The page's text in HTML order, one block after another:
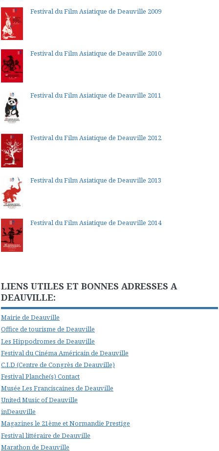
Festival du Film Asiatique de Deauville 2009
Festival du Film Asiatique de Deauville 2010
Festival du Film Asiatique de Deauville 2011
Festival du Film Asiatique de Deauville 2012
Festival du Film Asiatique de Deauville 2013
Festival du Film Asiatique de Deauville 2014
LIENS UTILES ET BONNES ADRESSES A
DEAUVILLE:
Mairie de Deauville
Office de tourisme de Deauville
Les Hippodromes de Deauville
Festival du Cinéma Américain de Deauville
C.I.D (Centre de Congrès de Deauville)
Festival Planche(s) Contact
Musée Les Franciscaines de Deauville
United Music of Deauville
inDeauville
Magazines le 21ème et Normandie Prestige
Festival littéraire de Deauville
Marathon de Deauville